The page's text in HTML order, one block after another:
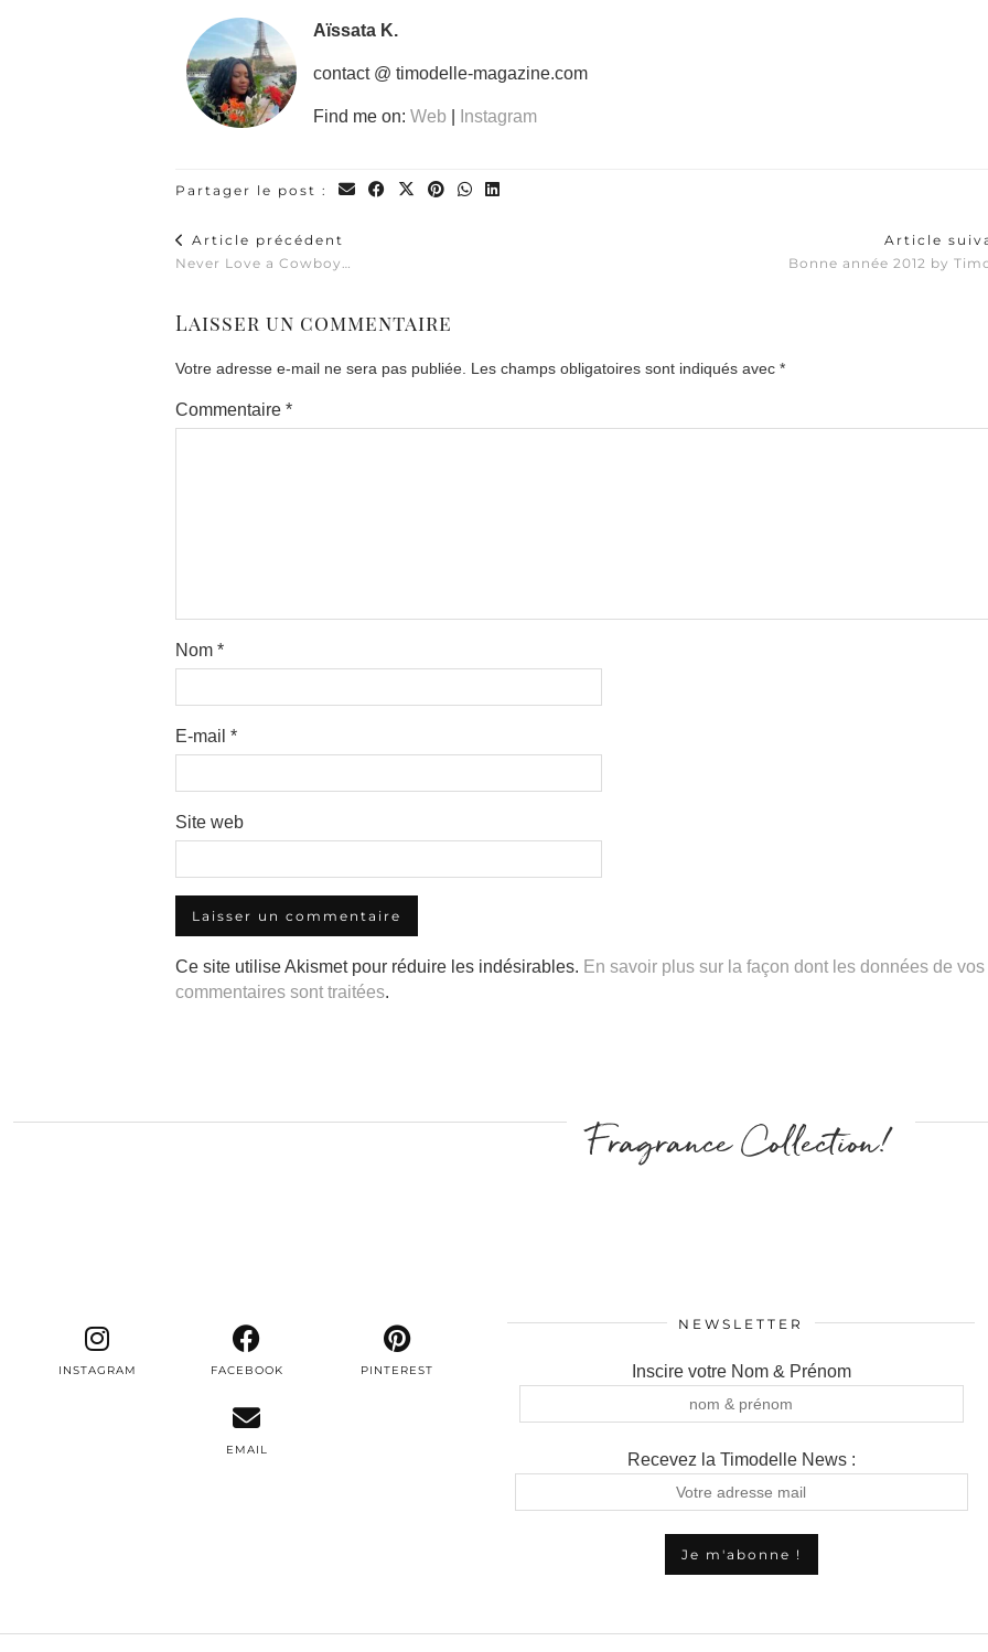
Aïssata K.
contact @ timodelle-magazine.com
Find me on: Web Instagram
Partager le post :
Article précédent
Never Love a Cowboy…
Article
Bonne année 2012 by
Laisser un commentaire
Votre adresse e-mail ne sera pas publiée. Les champs obligatoires sont indiqués avec *
Commentaire *
Nom *
E-mail *
Site web
Ce site utilise Akismet pour réduire les indésirables. En savoir plus sur la façon dont les données de vos
commentaires sont traitées.
Fragrance Collection!
INSTAGRAM FACEBOOK PINTEREST
EMAIL
NEWSLETTER
Inscire votre Nom & Prénom
Recevez la Timodelle News :